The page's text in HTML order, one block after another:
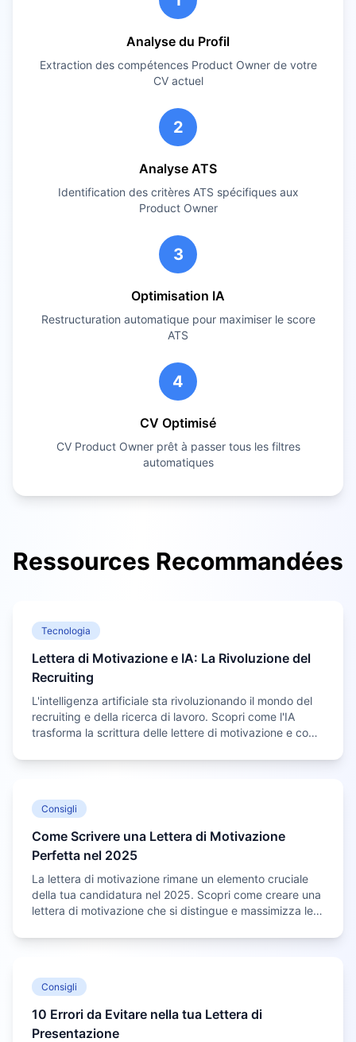
Analyse du Profil
Extraction des compétences Product Ownerde votre
CV actuel
2
Analyse ATS
Identification des critères ATS spécifiques aux
Product Owner
3
Optimisation IA
Restructuration automatique pour maximiser le score
ATS
4
CV Optimisé
CV Product Ownerprêt à passer tous les filtres
automatiques
Ressources Recommandées
Tecnologia
Lettera di Motivazione e IA: La Rivoluzione del
Recruiting
L'intelligenza artificiale sta rivoluzionando il mondo del
recruiting e della ricerca di lavoro. Scopri come l'IA
trasforma la scrittura delle lettere di motivazione e come
Consigli
Come Scrivere una Lettera di Motivazione
Perfetta nel 2025
La lettera di motivazione rimane un elemento cruciale
della tua candidatura nel 2025. Scopri come creare una
lettera di motivazione che si distingue e massimizza le
Consigli
10 Errori da Evitare nella tua Lettera di
Presentazione